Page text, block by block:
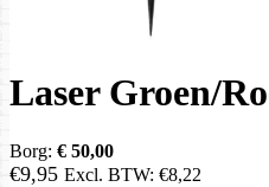
Laser Groen/
Borg: € 50,00
€9,95 Excl. BTW: €8,22